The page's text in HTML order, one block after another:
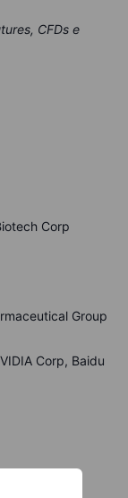
CFDs e
Corp
Group
Corp, Baidu